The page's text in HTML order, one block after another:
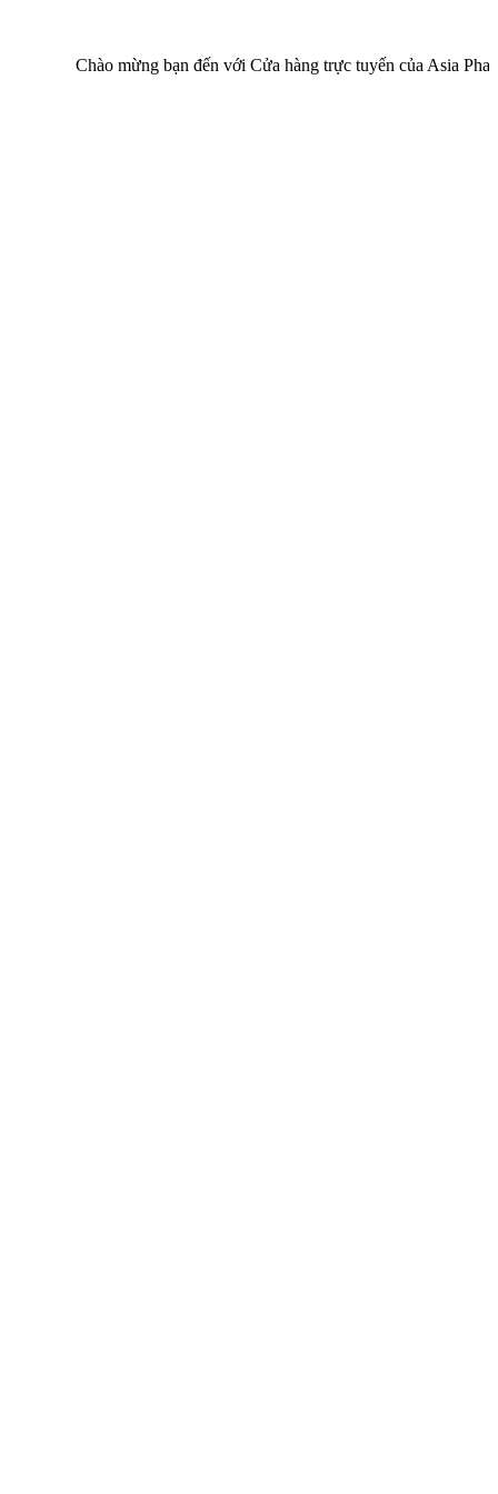
Chào mừng bạn đến với Cửa hàng trực tuyến của Asia Pharma